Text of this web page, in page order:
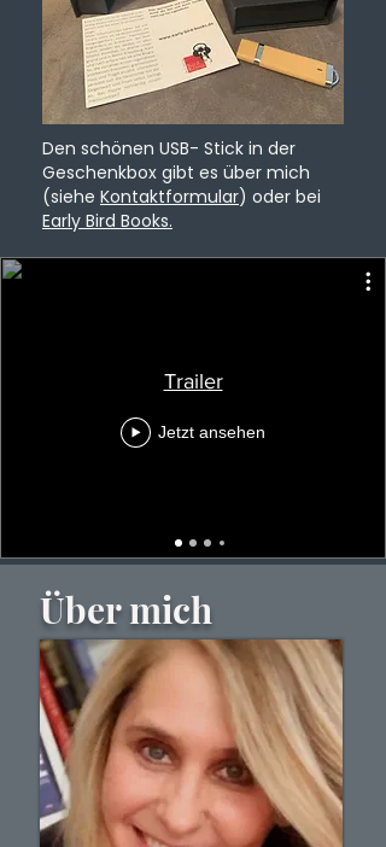
Den schönen USB- Stick in der
Geschenkbox gibt es über mich
(siehe Kontaktformular) oder bei
Early Bird Books.
Trailer
Jetzt ansehen
Über mich